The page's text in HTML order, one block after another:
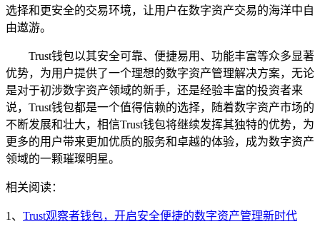
选择和更安全的交易环境，让用户在数字资产交易的海洋中自
由遨游。
Trust钱包以其安全可靠、便捷易用、功能丰富等众多显著
优势，为用户提供了一个理想的数字资产管理解决方案，无论
是对于初涉数字资产领域的新手，还是经验丰富的投资者来
说，Trust钱包都是一个值得信赖的选择，随着数字资产市场的
不断发展和壮大，相信Trust钱包将继续发挥其独特的优势，为
更多的用户带来更加优质的服务和卓越的体验，成为数字资产
领域的一颗璀璨明星。
相关阅读：
1、 Trust观察者钱包，开启安全便捷的数字资产管理新时代